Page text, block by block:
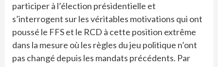
participer à l’élection présidentielle et
s’interrogent sur les véritables motivations qui ont
poussé le FFS et le RCD à cette position extrême
dans la mesure où les règles du jeu politique n’ont
pas changé depuis les mandats précédents. Par